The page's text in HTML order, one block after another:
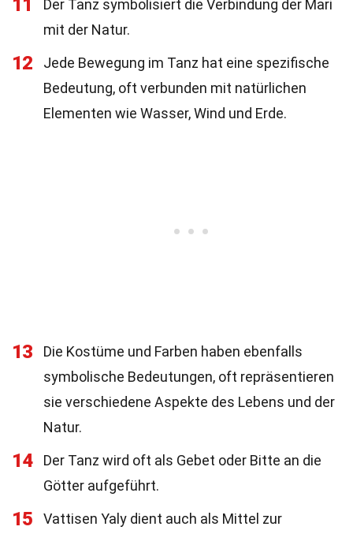
11
Der Tanz symbolisiert die Verbindung der Mari
mit der Natur.
12
Jede Bewegung im Tanz hat eine spezifische
Bedeutung, oft verbunden mit natürlichen
Elementen wie Wasser, Wind und Erde.
13
Die Kostüme und Farben haben ebenfalls
symbolische Bedeutungen, oft repräsentieren
sie verschiedene Aspekte des Lebens und der
Natur.
14
Der Tanz wird oft als Gebet oder Bitte an die
Götter aufgeführt.
15
Vattisen Yaly dient auch als Mittel zur